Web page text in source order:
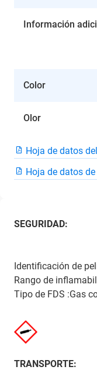
Información
Color
Olor
Hoja de datos
Hoja de datos
SEGURIDAD:
Identificación de
Rango de
Tipo de FDS :Gas
TRANSPORTE: